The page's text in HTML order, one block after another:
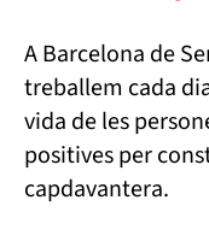
A Barcelona de
treballem cada
vida de les
positives per
capdavantera.